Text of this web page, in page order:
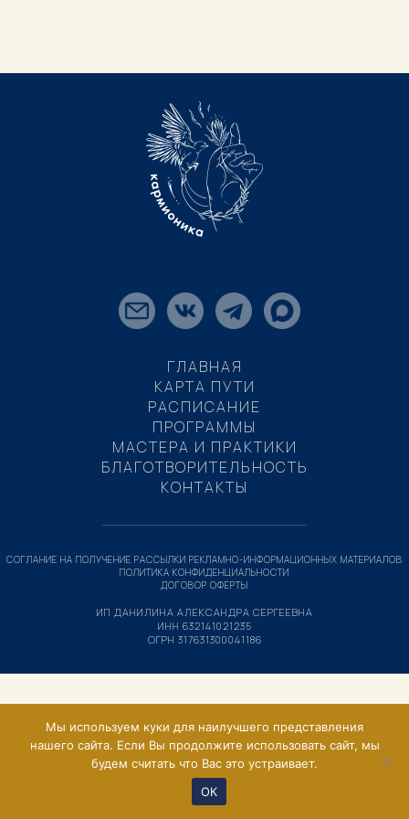
ГЛАВНАЯ
КАРТА ПУТИ
РАСПИСАНИЕ
ПРОГРАММЫ
МАСТЕРА И ПРАКТИКИ
БЛАГОТВОРИТЕЛЬНОСТЬ
КОНТАКТЫ
ИП ДАНИЛИНА АЛЕКСАНДРА СЕРГЕЕВНА
ИНН 632141021235
ОГРН 317631300041186
СОГЛАНИЕ НА ПОЛУЧЕНИЕ РАССЫЛКИ РЕКЛАМНО-ИНФОРМАЦИОННЫХ МАТЕРИАЛОВ
ПОЛИТИКА КОНФИДЕНЦИАЛЬНОСТИ
ДОГОВОР ОФЕРТЫ
Мы используем куки для наилучшего представления
нашего сайта. Если Вы продолжите использовать сайт, мы
будем считать что Вас это устраивает.
ОК